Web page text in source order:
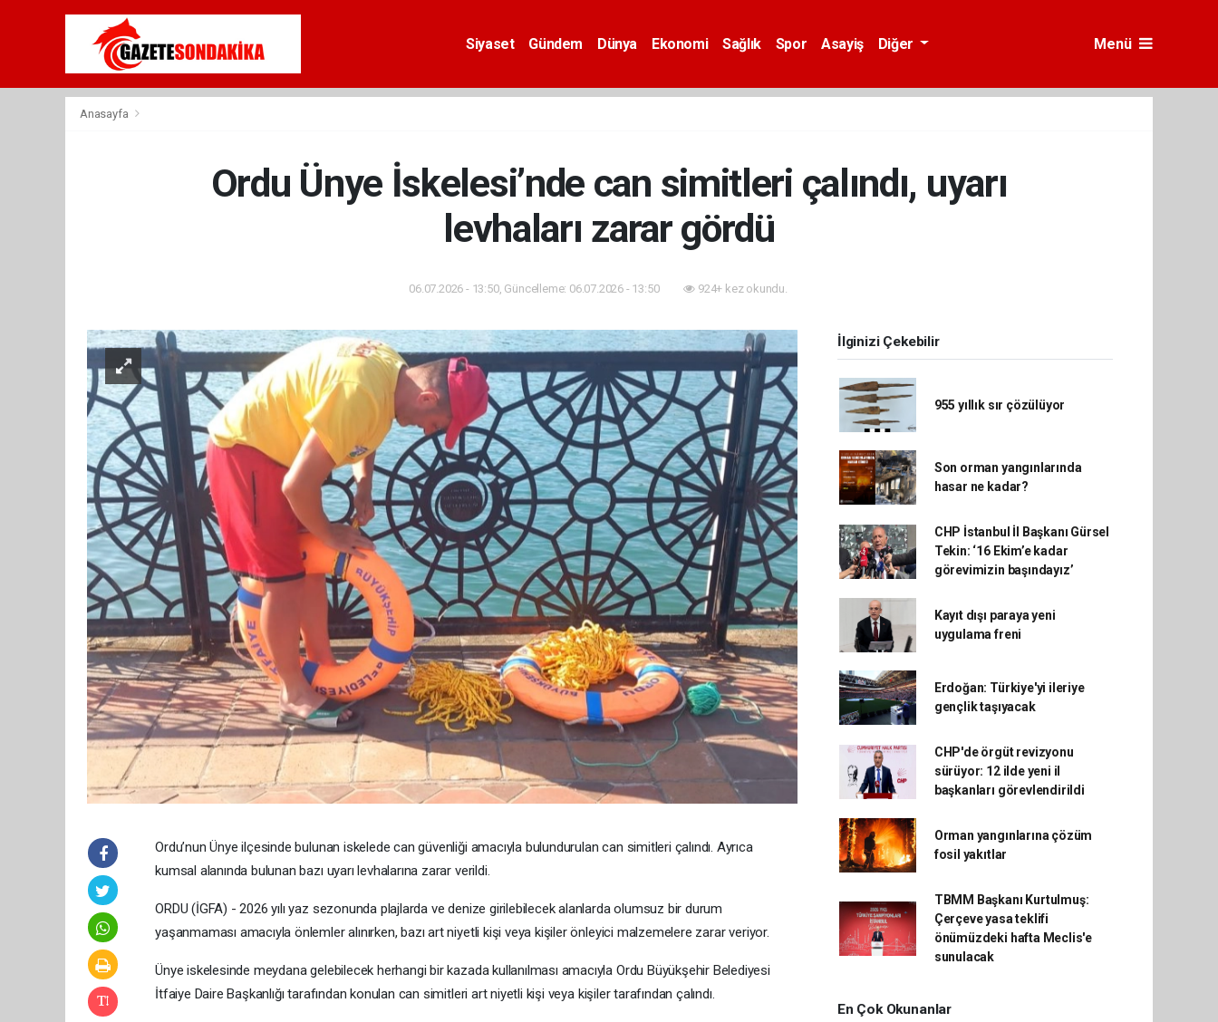
Siyaset Gündem Dünya Ekonomi Sağlık Spor Asayiş Diğer Menü
Anasayfa
Ordu Ünye İskelesi’nde can simitleri çalındı, uyarı
levhaları zarar gördü
06.07.2026 - 13:50, Güncelleme: 06.07.2026 - 13:50 924+ kez okundu.
Ordu’nun Ünye ilçesinde bulunan iskelede can güvenliği amacıyla bulundurulan can simitleri çalındı. Ayrıca
kumsal alanında bulunan bazı uyarı levhalarına zarar verildi.
ORDU (İGFA) - 2026 yılı yaz sezonunda plajlarda ve denize girilebilecek alanlarda olumsuz bir durum
yaşanmaması amacıyla önlemler alınırken, bazı art niyetli kişi veya kişiler önleyici malzemelere zarar veriyor.
Ünye iskelesinde meydana gelebilecek herhangi bir kazada kullanılması amacıyla Ordu Büyükşehir Belediyesi
İtfaiye Daire Başkanlığı tarafından konulan can simitleri art niyetli kişi veya kişiler tarafından çalındı.
İlginizi Çekebilir
955 yıllık sır çözülüyor
Son orman yangınlarında
hasar ne kadar?
CHP İstanbul İl Başkanı Gürsel
Tekin: ‘16 Ekim’e kadar
görevimizin başındayız’
Kayıt dışı paraya yeni
uygulama freni
Erdoğan: Türkiye'yi ileriye
gençlik taşıyacak
CHP'de örgüt revizyonu
sürüyor: 12 ilde yeni il
başkanları görevlendirildi
Orman yangınlarına çözüm
fosil yakıtlar
TBMM Başkanı Kurtulmuş:
Çerçeve yasa teklifi
önümüzdeki hafta Meclis'e
sunulacak
En Çok Okunanlar